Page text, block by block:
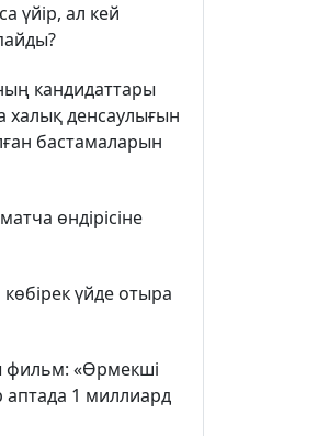
үйір, ал кей
кандидаттары
денсаулығын
бастамаларын
өндірісіне
үйде отыра
фильм: «Өрмекші
аптада 1 миллиард